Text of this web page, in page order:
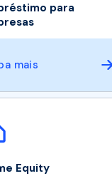
para
mais
Equity